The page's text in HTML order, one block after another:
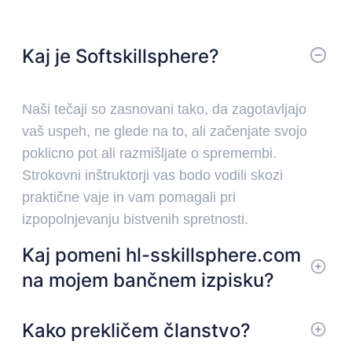
Kaj je Softskillsphere?
Naši tečaji so zasnovani tako, da zagotavljajo
vaš uspeh, ne glede na to, ali začenjate svojo
poklicno pot ali razmišljate o spremembi.
Strokovni inštruktorji vas bodo vodili skozi
praktične vaje in vam pomagali pri
izpopolnjevanju bistvenih spretnosti.
Kaj pomeni hl-sskillsphere.com
na mojem bančnem izpisku?
Kako prekličem članstvo?